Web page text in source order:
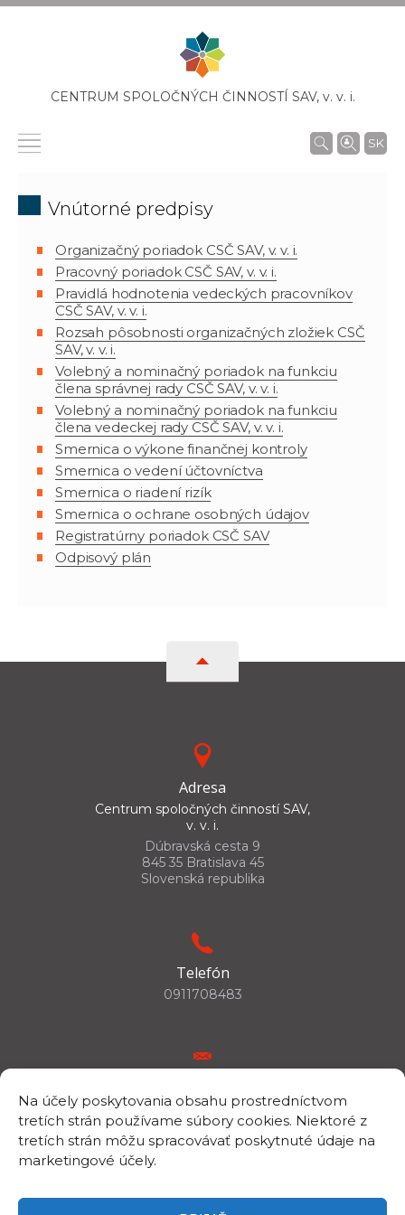
Na účely poskytovania obsahu prostredníctvom
tretích strán používame súbory cookies. Niektoré z
tretích strán môžu spracovávať poskytnuté údaje na
marketingové účely.
CENTRUM SPOLOČNÝCH ČINNOSTÍ SAV, v. v. i.
SK
Vnútorné predpisy
Organizačný poriadok CSČ SAV, v. v. i.
Pracovný poriadok CSČ SAV, v. v. i.
Pravidlá hodnotenia vedeckých pracovníkov
CSČ SAV, v. v. i.
Rozsah pôsobnosti organizačných zložiek CSČ
SAV, v. v. i.
Volebný a nominačný poriadok na funkciu
člena správnej rady CSČ SAV, v. v. i.
Volebný a nominačný poriadok na funkciu
člena vedeckej rady CSČ SAV, v. v. i.
Smernica o výkone finančnej kontroly
Smernica o vedení účtovníctva
Smernica o riadení rizík
Smernica o ochrane osobných údajov
Registratúrny poriadok CSČ SAV
Odpisový plán
Adresa
Centrum spoločných činností SAV,
v. v. i.
Dúbravská cesta 9
845 35 Bratislava 45
Slovenská republika
Telefón
0911708483
csc.info@savba.sk
IČO/DIČ